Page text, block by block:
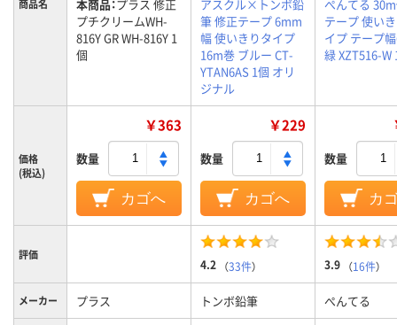
商品名 本商品：プラス 修正
プチクリームWH-
816Y GR WH-816Y 1
個
アスクル×トンボ鉛
筆 修正テープ 6mm
幅 使いきりタイプ
16m巻 ブルー CT-
YTAN6AS 1個 オリ
ジナル
ぺんてる
テープ 使い
イプ テープ
緑 XZT516-W
価格
(税込)
￥363
数量
カゴへ
￥229
数量
カゴへ
数量
カ
評価
4.2 （33件） 3.9 （16件）
メーカー プラス トンボ鉛筆 ぺんてる